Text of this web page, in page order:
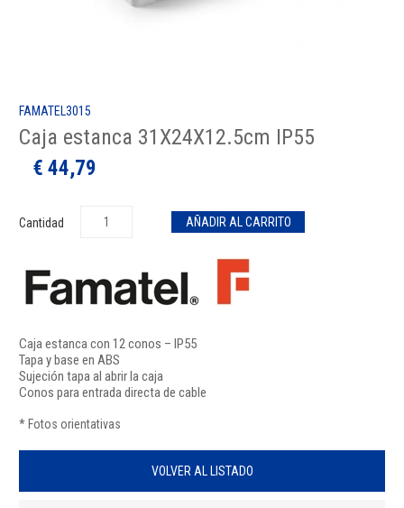
FAMATEL3015
Caja estanca 31X24X12.5cm IP55
€ 44,79
Cantidad
Caja estanca con 12 conos – IP55
Tapa y base en ABS
Sujeción tapa al abrir la caja
Conos para entrada directa de cable
* Fotos orientativas
VOLVER AL LISTADO